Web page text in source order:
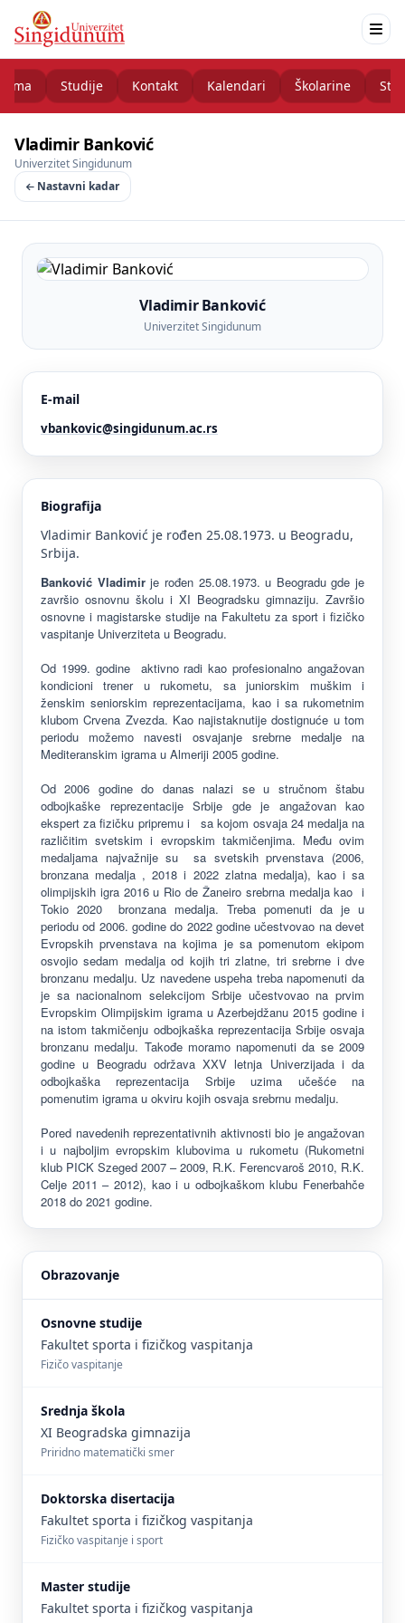
Studije Kontakt Kalendari Školarine
Vladimir Banković
Univerzitet Singidunum
Nastavni kadar
Vladimir Banković
Univerzitet Singidunum
E-mail
vbankovic@singidunum.ac.rs
Biografija
Vladimir Banković je rođen 25.08.1973. u Beogradu,
Srbija.
Banković Vladimirje rođen 25.08.1973. u Beogradu gde je
završio osnovnu školu i XI Beogradsku gimnaziju. Završio
osnovne i magistarske studije na Fakultetu za sport i fizičko
vaspitanje Univerziteta u Beogradu.
Od 1999. godine aktivno radi kao profesionalno angažovan
kondicioni trener u rukometu, sa juniorskim muškim i
ženskim seniorskim reprezentacijama, kao i sa rukometnim
klubom Crvena Zvezda. Kao najistaknutije dostignuće u tom
periodu možemo navesti osvajanje srebrne medalje na
Mediteranskim igrama u Almeriji 2005 godine.
Od 2006 godine do danas nalazi se u stručnom štabu
odbojkaške reprezentacije Srbije gde je angažovan kao
ekspert za fizičku pripremu i sa kojom osvaja 24 medalja na
različitim svetskim i evropskim takmičenjima. Među ovim
medaljama najvažnije su sa svetskih prvenstava (2006,
bronzana medalja , 2018 i 2022 zlatna medalja), kao i sa
olimpijskih igra 2016 u Rio de Žaneiro srebrna medalja kao i
Tokio 2020 bronzana medalja. Treba pomenuti da je u
periodu od 2006. godine do 2022 godine učestvovao na devet
Evropskih prvenstava na kojima je sa pomenutom ekipom
osvojio sedam medalja od kojih tri zlatne, tri srebrne i dve
bronzanu medalju. Uz navedene uspeha treba napomenuti da
je sa nacionalnom selekcijom Srbije učestvovao na prvim
Evropskim Olimpijskim igrama u Azerbejdžanu 2015 godine i
na istom takmičenju odbojkaška reprezentacija Srbije osvaja
bronzanu medalju. Takođe moramo napomenuti da se 2009
godine u Beogradu održava XXV letnja Univerzijada i da
odbojkaška reprezentacija Srbije uzima učešće na
pomenutim igrama u okviru kojih osvaja srebrnu medalju.
Pored navedenih reprezentativnih aktivnosti bio je angažovan
i u najboljim evropskim klubovima u rukometu (Rukometni
klub PICK Szeged 2007 – 2009, R.K. Ferencvaroš 2010, R.K.
Celje 2011 – 2012), kao i u odbojkaškom klubu Fenerbahče
2018 do 2021 godine.
Obrazovanje
Osnovne studije
Fakultet sporta i fizičkog vaspitanja
Fizičo vaspitanje
Srednja škola
XI Beogradska gimnazija
Priridno matematički smer
Doktorska disertacija
Fakultet sporta i fizičkog vaspitanja
Fizičko vaspitanje i sport
Master studije
Fakultet sporta i fizičkog vaspitanja